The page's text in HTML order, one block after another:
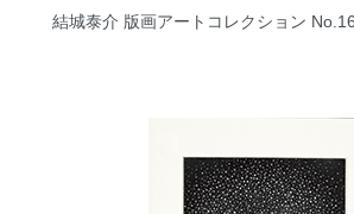
結城泰介 版画アートコレクション